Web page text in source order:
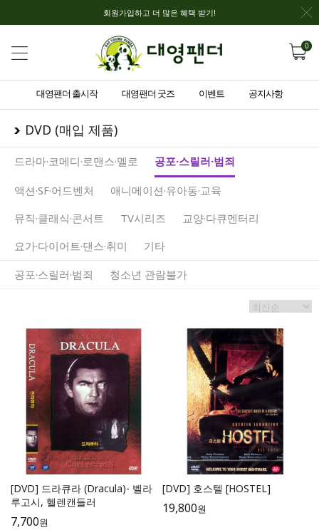
회원가입하고 더 많은 혜택 받기!
0
대영팬더 출시작 대영팬더 굿즈 이벤트 공지사항
DVD (매입 제품)
드라마·코메디·로맨스·멜로 공포·스릴러·범죄
액션·SF·어드벤처
애니메이션·유아동·교육
뮤직·클래식·콘서트
TV시리즈
교양·다큐멘터리
요가·다이어트·댄스·취미
기타
공포·스릴러·범죄
청소년 관람불가
[DVD] 드라큐라 (Dracula)- 벨라
루고시, 헬렌캔들러
7,700원
[DVD] 호스텔 [HOSTEL]
19,800원